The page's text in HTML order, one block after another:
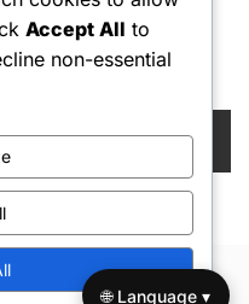
Powered by WordPress
Accept All to
non-essential
🌐 Language ▾